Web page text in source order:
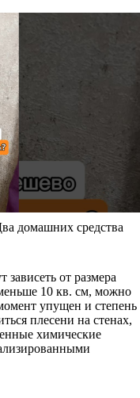
домашних средства
от размера
10 кв. см, можно
упущен и степень
плесени на стенах,
химические